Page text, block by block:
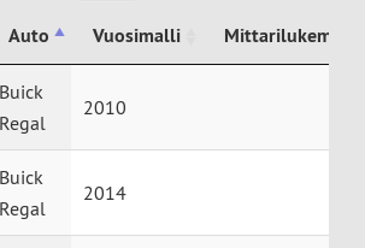
Auto Vuosimalli
Mittarilukema
Auto
Buick
Regal
2010
Buick
Regal
2014